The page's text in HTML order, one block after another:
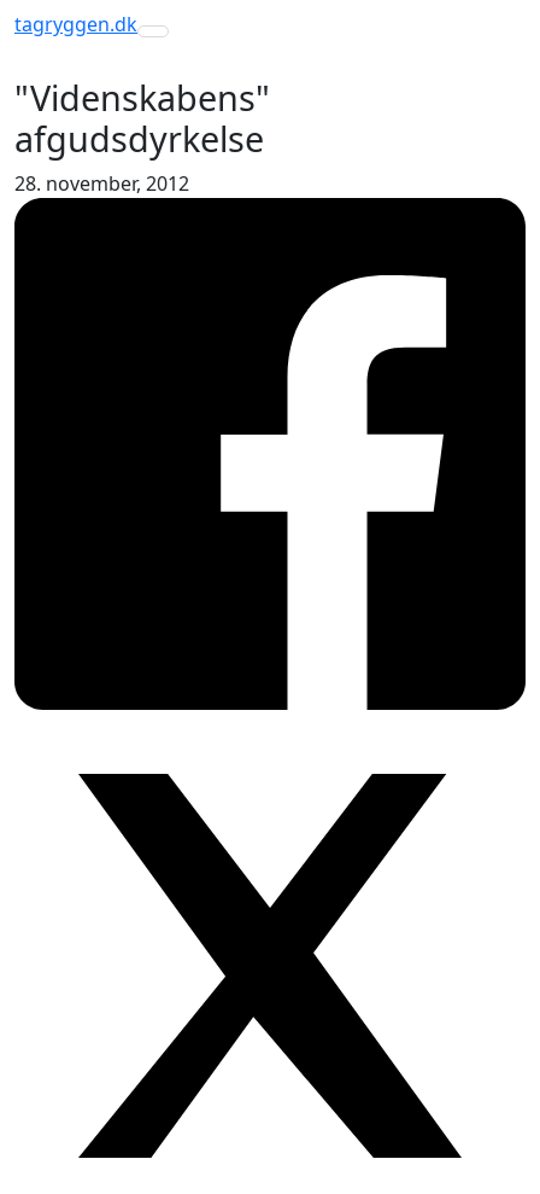
tagryggen.dk
Toggle navigation
"Videnskabens"
afgudsdyrkelse
28. november, 2012